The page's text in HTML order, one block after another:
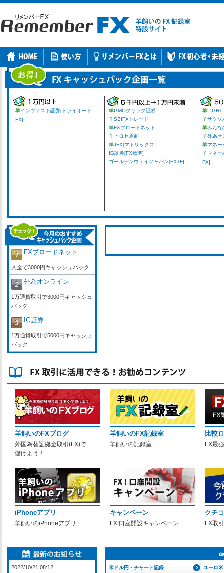
羊インヴァスト証券[トライオート
FX]
羊GMOクリック証券
羊SBIFXトレード
羊FXブロードネット
羊ヒロセ通商
羊JFX[マトリックス]
IG証券[FX標準]
ゴールデンウェイジャパン[FXTF]
羊LIGHT
羊サクソ
羊みんな
羊外為オ
羊マネー
羊マネー
FX]
FXブロードネット
入金で3000円キャッシュバック
外為オンライン
1万通貨取引で3000円キャッシュ
バック
IG証券
1万通貨取引で5000円キャッシュ
バック
羊飼いのFXブログ
外国為替証拠金取引(FX)で
儲けよう！
羊飼いのFX記録室
羊飼いの記録室
比較
FX最
iPhoneアプリ
羊飼いのiPhoneアプリ
キャンペーン
FX!口座開設キャンペーン
クチ
FX取
米ドル円・チャート記録 ユーロ
2022/10/21 08:12